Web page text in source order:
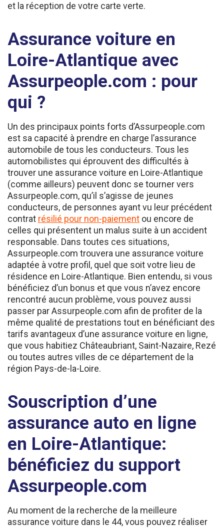
Assurance voiture en
Loire-Atlantique avec
Assurpeople.com : pour
qui ?
Un des principaux points forts d’Assurpeople.com
est sa capacité à prendre en charge l’assurance
automobile de tous les conducteurs. Tous les
automobilistes qui éprouvent des difficultés à
trouver une assurance voiture en Loire-Atlantique
(comme ailleurs) peuvent donc se tourner vers
Assurpeople.com, qu’il s’agisse de jeunes
conducteurs, de personnes ayant vu leur précédent
contratrésilié pour non-paiementou encore de
celles qui présentent un malus suite à un accident
responsable. Dans toutes ces situations,
Assurpeople.com trouvera une assurance voiture
adaptée à votre profil, quel que soit votre lieu de
résidence en Loire-Atlantique. Bien entendu, si vous
bénéficiez d’un bonus et que vous n’avez encore
rencontré aucun problème, vous pouvez aussi
passer par Assurpeople.com afin de profiter de la
même qualité de prestations tout en bénéficiant des
tarifs avantageux d’une assurance voiture en ligne,
que vous habitiez Châteaubriant, Saint-Nazaire, Rezé
ou toutes autres villes de ce département de la
région Pays-de-la-Loire.
Souscription d’une
assurance auto en ligne
en Loire-Atlantique:
bénéficiez du support
Assurpeople.com
Au moment de la recherche de la meilleure
assurance voiture dans le 44, vous pouvez réaliser
un devis gratuit et sans engagement en ligne,